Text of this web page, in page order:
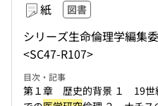
紙 図書
シリーズ生命倫理学編集
<SC47-R107>
目次・記事
第１章 歴史的背景 １ 19世